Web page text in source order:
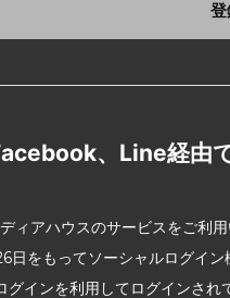
登
、Line経由
ィアハウスのサービスをご利
日をもってソーシャルログイン
グインを利用してログインさ